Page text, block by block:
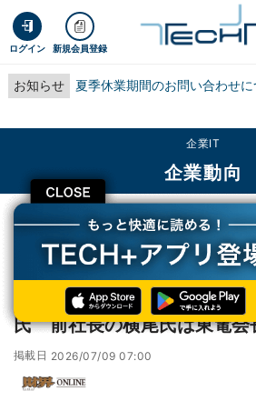
ログイン 新規会員登録
お知らせ 夏季休業期間のお問い合わせに
CLOSE
企業IT
企業動向
TECH+ 企業IT
企業動向
【 社長交代 】産業革新投資機構社長に瀬口氏 前
【 社長交代 】産業革新投資
氏 前社長の横尾氏は東電会
掲載日 2026/07/09 07:00